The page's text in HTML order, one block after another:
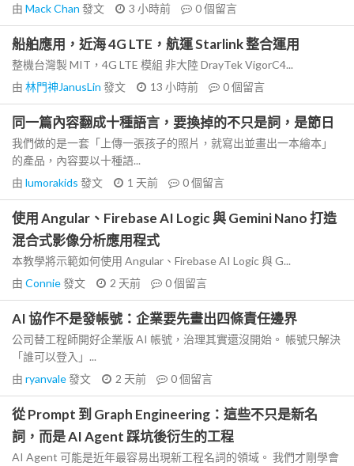
由 Mack Chan 發文 3 小時前 0個留言
船舶應用，近海 4G LTE，航運 Starlink 整合運用
整機台灣製 MIT，4G LTE 模組 非大陸 DrayTek VigorC4...
由 林門神JanusLin 發文 13 小時前 0個留言
同一篇內容翻成十種語言，要換掉的不只是詞，是節日
我們做的是一套「上傳一張孩子的照片，就寫出並畫出一本繪本」
的產品，內容要以十種語...
由 lumorakids 發文 1 天前 0個留言
使用 Angular、Firebase AI Logic 與 Gemini Nano 打造
混合式影像分析應用程式
本教學將示範如何使用 Angular、Firebase AI Logic 與 G...
由 Connie發文 2 天前 0個留言
AI 協作不是發帳號：企業要先畫出四條責任邊界
公司替工程師開好企業版 AI 帳號，治理其實還沒開始。 帳號只解決
「誰可以登入」...
由 ryanvale發文 2 天前 0個留言
從 Prompt 到 Graph Engineering：這些不只是新名
詞，而是 AI Agent 踩坑後衍生的工程
AI Agent 可能是近年最容易出現新工程名詞的領域。 我們才剛學會